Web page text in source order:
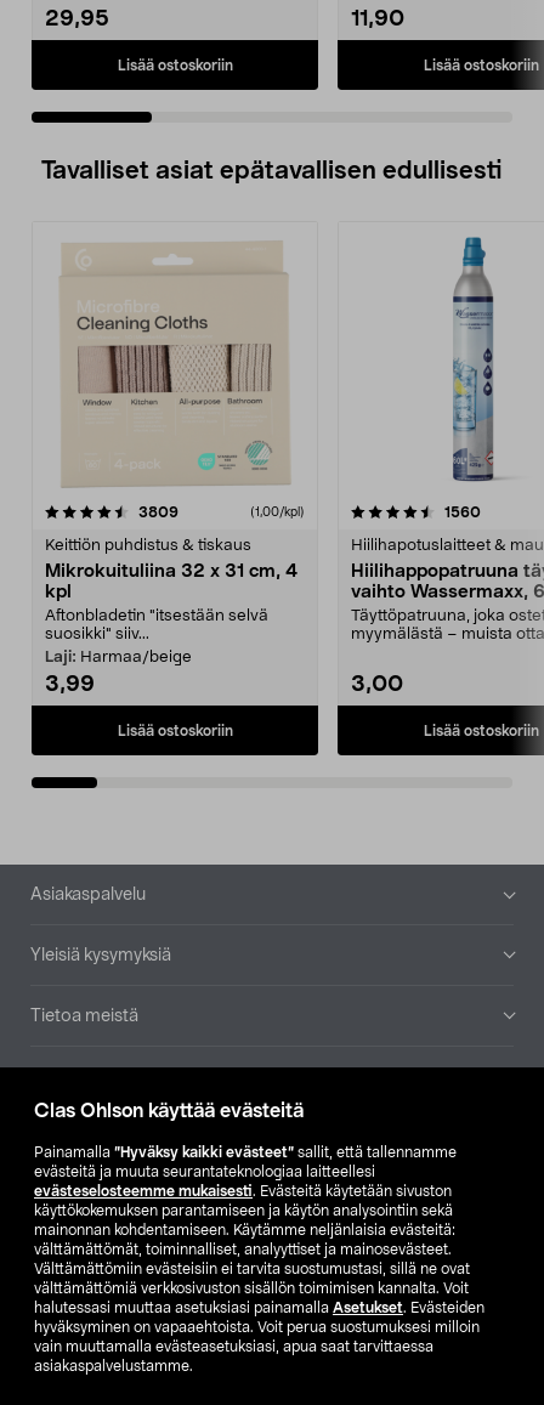
Clas Ohlson käyttää evästeitä
Painamalla ”Hyväksy kaikki evästeet” sallit, että tallennamme
evästeitä ja muuta seurantateknologiaa laitteellesi
evästeselosteemme mukaisesti. Evästeitä käytetään sivuston
käyttökokemuksen parantamiseen ja käytön analysointiin sekä
mainonnan kohdentamiseen. Käytämme neljänlaisia evästeitä:
välttämättömät, toiminnalliset, analyyttiset ja mainosevästeet.
Välttämättömiin evästeisiin ei tarvita suostumustasi, sillä ne ovat
välttämättömiä verkkosivuston sisällön toimimisen kannalta. Voit
halutessasi muuttaa asetuksiasi painamalla Asetukset. Evästeiden
hyväksyminen on vapaaehtoista. Voit perua suostumuksesi milloin
vain muuttamalla evästeasetuksiasi, apua saat tarvittaessa
asiakaspalvelustamme.
29,95
Lisää ostoskoriin
11,90
Lisää ostoskoriin
Tavalliset asiat epätavallisen edullisesti
3809arvostelut (1,00/kpl)
Keittiön puhdistus & tiskaus
Mikrokuituliina 32 x 31 cm, 4
kpl
Aftonbladetin "itsestään selvä
suosikki" siiv...
Laji: Harmaa/beige
3,99
Lisää ostoskoriin
4.5viidestä
1560
Hiilihapotuslaitteet &
Hiilihappopatruuna
vaihto Wassermaxx,
Täyttöpatruuna, joka
myymälästä – muista
3,00
Lisää ostoskoriin
4.5viidestä
Alatunniste
Asiakaspalvelu
Yleisiä kysymyksiä
Tietoa meistä
Etsi myymälä
SE NO FI
FI SV